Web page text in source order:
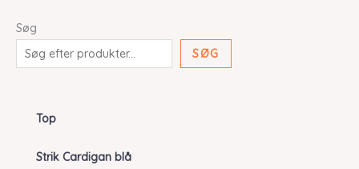
Søg
SØG
Top
Strik Cardigan blå